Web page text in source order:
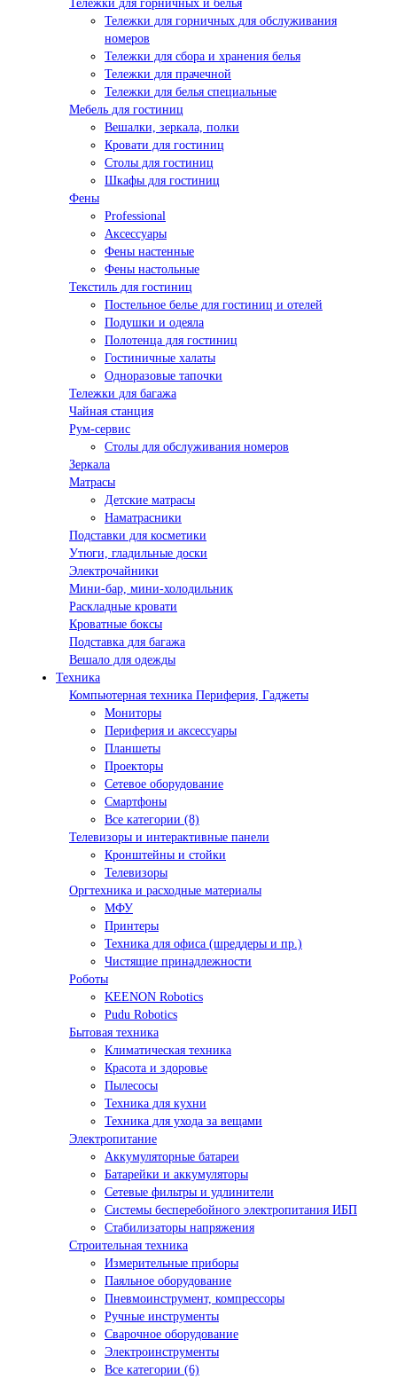
Тележки для горничных и белья
Тележки для горничных для обслуживания
номеров
Тележки для сбора и хранения белья
Тележки для прачечной
Тележки для белья специальные
Мебель для гостиниц
Вешалки, зеркала, полки
Кровати для гостиниц
Столы для гостиниц
Шкафы для гостиниц
Фены
Professional
Аксессуары
Фены настенные
Фены настольные
Текстиль для гостиниц
Постельное белье для гостиниц и отелей
Подушки и одеяла
Полотенца для гостиниц
Гостиничные халаты
Одноразовые тапочки
Тележки для багажа
Чайная станция
Рум-сервис
Столы для обслуживания номеров
Зеркала
Матрасы
Детские матрасы
Наматрасники
Подставки для косметики
Утюги, гладильные доски
Электрочайники
Мини-бар, мини-холодильник
Раскладные кровати
Кроватные боксы
Подставка для багажа
Вешало для одежды
Техника
Компьютерная техника Периферия, Гаджеты
Мониторы
Периферия и аксессуары
Планшеты
Проекторы
Сетевое оборудование
Смартфоны
Все категории (8)
Телевизоры и интерактивные панели
Кронштейны и стойки
Телевизоры
Оргтехника и расходные материалы
МФУ
Принтеры
Техника для офиса (шреддеры и пр.)
Чистящие принадлежности
Роботы
KEENON Robotics
Pudu Robotics
Бытовая техника
Климатическая техника
Красота и здоровье
Пылесосы
Техника для кухни
Техника для ухода за вещами
Электропитание
Аккумуляторные батареи
Батарейки и аккумуляторы
Сетевые фильтры и удлинители
Системы бесперебойного электропитания ИБП
Стабилизаторы напряжения
Строительная техника
Измерительные приборы
Паяльное оборудование
Пневмоинструмент, компрессоры
Ручные инструменты
Сварочное оборудование
Электроинструменты
Все категории (6)